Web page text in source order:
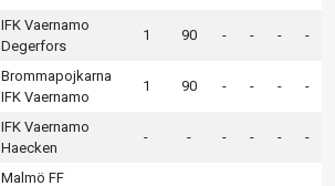
IFK Vaernamo
Degerfors
1 90 - - - -
Brommapojkarna
IFK Vaernamo
1 90 - - - -
IFK Vaernamo
Haecken
- - - - - -
Malmö FF